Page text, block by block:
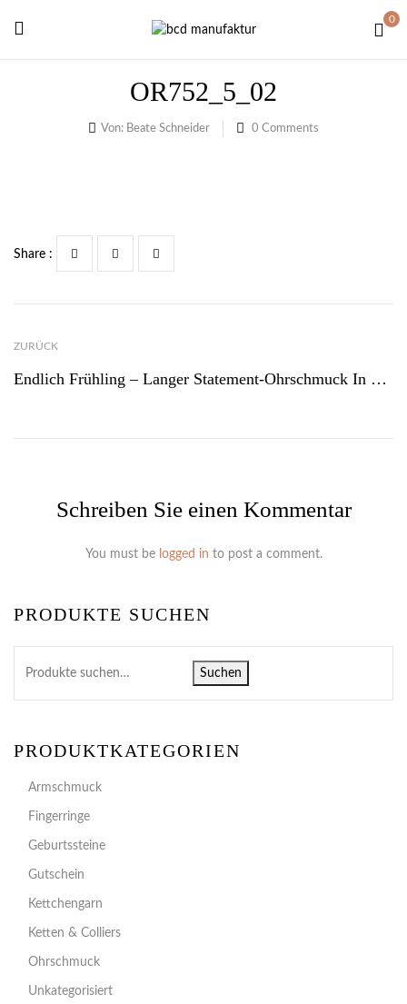
0
OR752_5_02
Von: Beate Schneider 0 Comments
PRODUKTE SUCHEN
Suchen
PRODUKTKATEGORIEN
Armschmuck
Fingerringe
Geburtssteine
Gutschein
Kettchengarn
Ketten & Colliers
Ohrschmuck
Unkategorisiert
Share :
ZURÜCK
Endlich Frühling – Langer Statement-Ohrschmuck In Fröhlichen Farben
Schreiben Sie einen Kommentar
You must be logged in to post a comment.